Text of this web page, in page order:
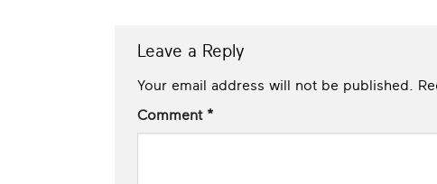
Leave a Reply
Your email address will not be published.
Comment *